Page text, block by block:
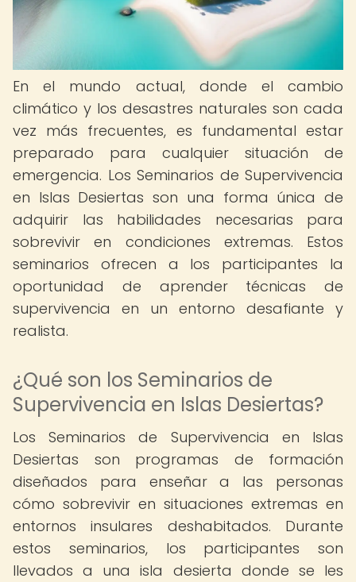
En el mundo actual, donde el cambio
climático y los desastres naturales son cada
vez más frecuentes, es fundamental estar
preparado para cualquier situación de
emergencia. Los Seminarios de Supervivencia
en Islas Desiertas son una forma única de
adquirir las habilidades necesarias para
sobrevivir en condiciones extremas. Estos
seminarios ofrecen a los participantes la
oportunidad de aprender técnicas de
supervivencia en un entorno desafiante y
realista.
¿Qué son los Seminarios de
Supervivencia en Islas Desiertas?
Los Seminarios de Supervivencia en Islas
Desiertas son programas de formación
diseñados para enseñar a las personas
cómo sobrevivir en situaciones extremas en
entornos insulares deshabitados. Durante
estos seminarios, los participantes son
llevados a una isla desierta donde se les